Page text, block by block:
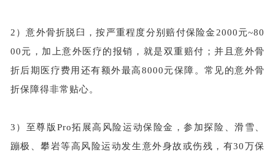
2）意外骨折脱臼，按严重程度分别赔付保险金 2000元~80
00元，加上意外医疗的报销，就是双重赔付；并且意外骨
折后期医疗费用还有额外最高8000元保障。常见的意外骨
折保障得非常贴心。
3） 至尊版 Pro拓展高风险运动保险金，参加探险、滑雪、
蹦极、攀岩等高风险运动发生意外身故或伤残，有30万保